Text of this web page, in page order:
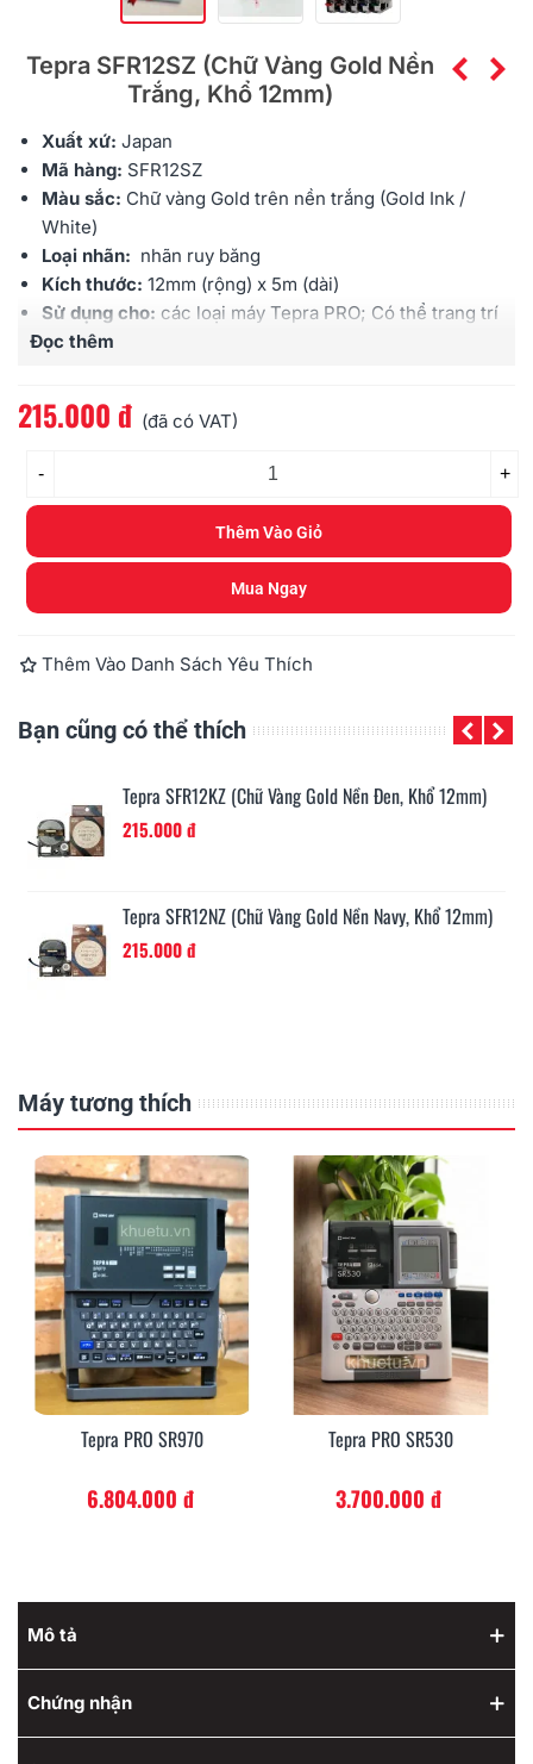
Tepra SFR12SZ (Chữ Vàng Gold Nền
Trắng, Khổ 12mm)
Xuất xứ: Japan
Mã hàng: SFR12SZ
Màu sắc: Chữ vàng Gold trên nền trắng (Gold Ink /
White)
Loại nhãn: nhãn ruy băng
Kích thước: 12mm (rộng) x 5m (dài)
Sử dụng cho: các loại máy Tepra PRO; Có thể trang trí
gói quà, truyền tải thông điệp mình muốn
Đọc thêm
215.000 đ (đã có VAT)
- +
Thêm Vào Giỏ
Mua Ngay
Thêm Vào Danh Sách Yêu Thích
Bạn cũng có thể thích
Tepra SFR12KZ (Chữ Vàng Gold Nền Đen, Khổ 12mm)
215.000 đ
Tepra SFR12NZ (Chữ Vàng Gold Nền Navy, Khổ 12mm)
215.000 đ
Máy tương thích
Tepra PRO SR970
6.804.000 đ
Tepra PRO SR530
3.700.000 đ
Mô tả
Chứng nhận